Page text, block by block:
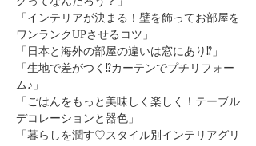
「インテリアが決まる！壁を飾ってお部屋を
ワンランクUPさせるコツ」
「日本と海外の部屋の違いは窓にあり⁉」
「生地で差がつく⁉カーテンでプチリフォー
ム♪」
「ごはんをもっと美味しく楽しく！テーブル
デコレーションと器色」
「暮らしを潤す♡スタイル別インテリアグリ